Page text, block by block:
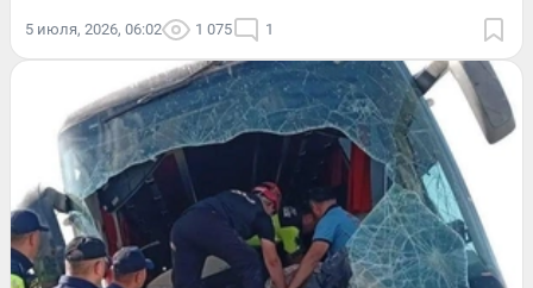
5 июля, 2026, 06:02 1 075 1